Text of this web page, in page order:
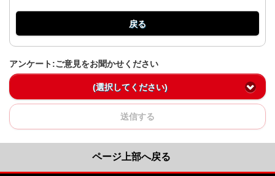
戻る
アンケート:ご意見をお聞かせください
(選択してください)
送信する
ページ上部へ戻る